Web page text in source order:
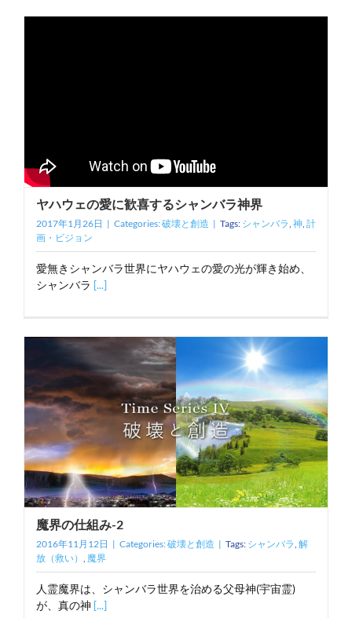
ヤハウェの愛に歓喜するシャンバラ神界
2017年1月26日 | Categories:破壊と創造 | Tags: シャンバラ, 神, 計
画・ビジョン
愛無きシャンバラ世界にヤハウェの愛の光が輝き始め、
シャンバラ [...]
魔界の仕組み-2
2016年11月12日 | Categories:破壊と創造 | Tags: シャンバラ, 解
放（救い） , 魔界
人霊魔界は、シャンバラ世界を治める父母神(宇宙霊)
が、真の神 [...]